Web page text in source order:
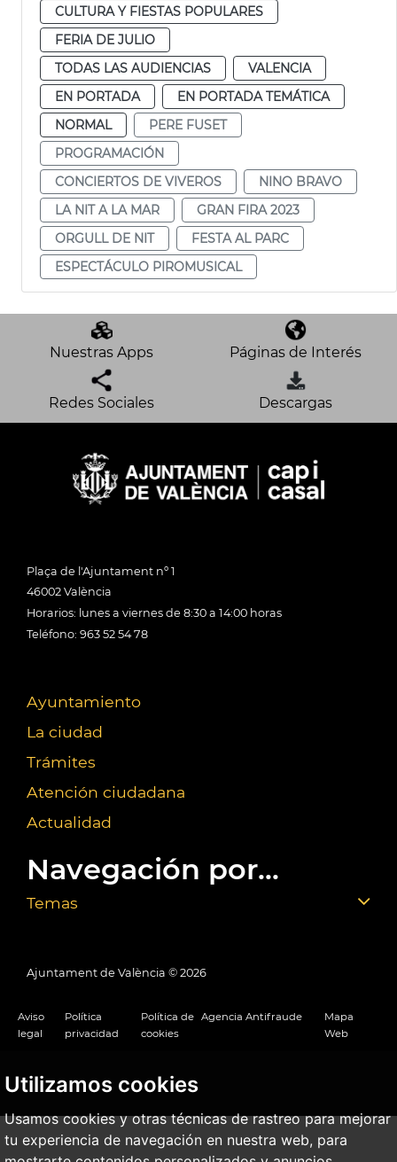
Utilizamos cookies
Usamos cookies y otras técnicas de rastreo para mejorar
tu experiencia de navegación en nuestra web, para
CULTURA Y FIESTAS POPULARES
FERIA DE JULIO
TODAS LAS AUDIENCIAS
VALENCIA
EN PORTADA
EN PORTADA TEMÁTICA
NORMAL
PERE FUSET
PROGRAMACIÓN
CONCIERTOS DE VIVEROS
NINO BRAVO
LA NIT A LA MAR
GRAN FIRA 2023
ORGULL DE NIT
FESTA AL PARC
ESPECTÁCULO PIROMUSICAL
Nuestras Apps Páginas de Interés
Redes Sociales Descargas
Plaça de l'Ajuntament nº 1
46002 València
Horarios: lunes a viernes de 8:30 a 14:00 horas
Teléfono: 963 52 54 78
Ayuntamiento
La ciudad
Trámites
Atención ciudadana
Actualidad
Navegación por...
Temas
Ajuntament de València © 2026
Aviso
legal
Política
privacidad
Política de
cookies
Agencia Antifraude
Mapa
Web